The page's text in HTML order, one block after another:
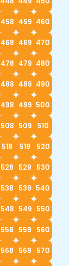
458 459 460
468 469 470
478 479 480
488 489 490
498 499 500
508 509 510
518 519 520
528 529 530
538 539 540
548 549 550
558 559 560
568 569 570